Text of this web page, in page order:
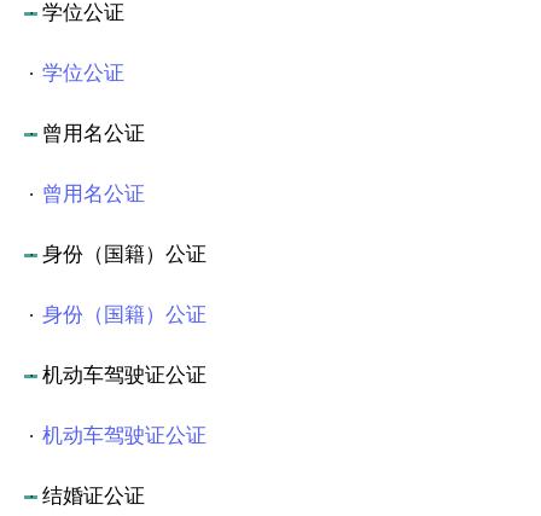
学位公证
学位公证
曾用名公证
曾用名公证
身份（国籍）公证
身份（国籍）公证
机动车驾驶证公证
机动车驾驶证公证
结婚证公证